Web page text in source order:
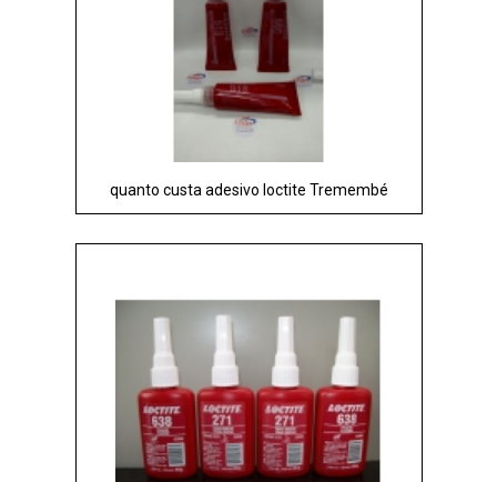
quanto custa adesivo loctite Tremembé